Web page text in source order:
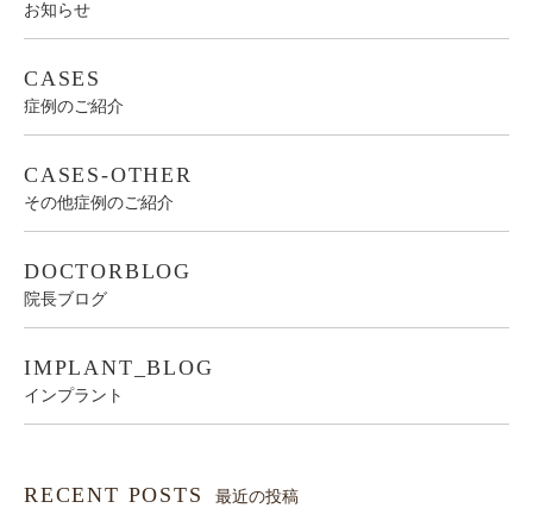
お知らせ
CASES
症例のご紹介
CASES-OTHER
その他症例のご紹介
DOCTORBLOG
院長ブログ
IMPLANT_BLOG
インプラント
RECENT POSTS 最近の投稿